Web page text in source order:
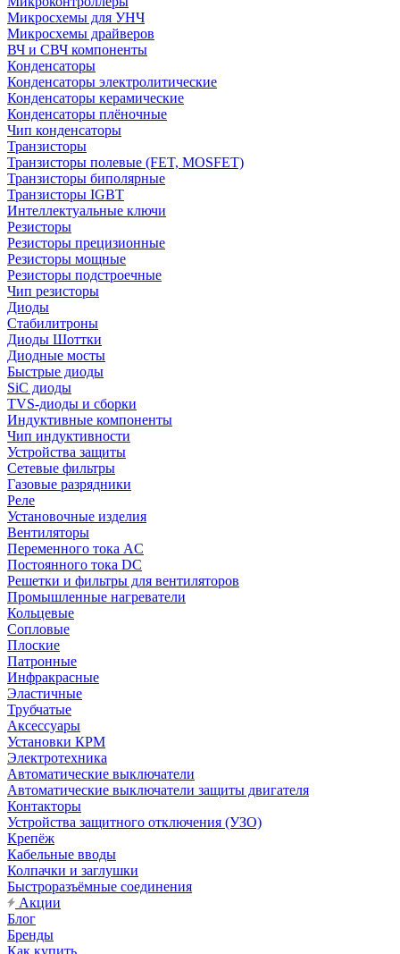
Микросхемы для УНЧ
Микросхемы драйверов
ВЧ и СВЧ компоненты
Конденсаторы
Конденсаторы электролитические
Конденсаторы керамические
Конденсаторы плёночные
Чип конденсаторы
Транзисторы
Транзисторы полевые (FET, MOSFET)
Транзисторы биполярные
Транзисторы IGBT
Интеллектуальные ключи
Резисторы
Резисторы прецизионные
Резисторы мощные
Резисторы подстроечные
Чип резисторы
Диоды
Стабилитроны
Диоды Шоттки
Диодные мосты
Быстрые диоды
SiC диоды
TVS-диоды и сборки
Индуктивные компоненты
Чип индуктивности
Устройства защиты
Сетевые фильтры
Газовые разрядники
Реле
Установочные изделия
Вентиляторы
Переменного тока AC
Постоянного тока DC
Решетки и фильтры для вентиляторов
Промышленные нагреватели
Кольцевые
Сопловые
Плоские
Патронные
Инфракрасные
Эластичные
Трубчатые
Аксессуары
Установки КРМ
Электротехника
Автоматические выключатели
Автоматические выключатели защиты двигателя
Контакторы
Устройства защитного отключения (УЗО)
Крепёж
Кабельные вводы
Колпачки и заглушки
Быстроразъёмные соединения
Акции
Блог
Бренды
Как купить